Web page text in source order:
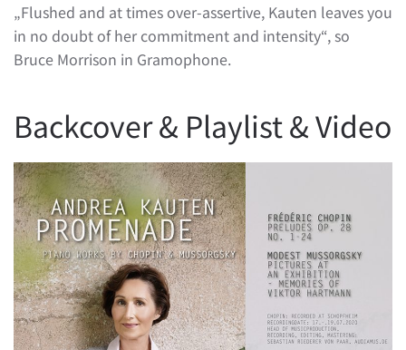
„Flushed and at times over-assertive, Kauten leaves you
in no doubt of her commitment and intensity“, so
Bruce Morrison in Gramophone.
Backcover & Playlist & Video